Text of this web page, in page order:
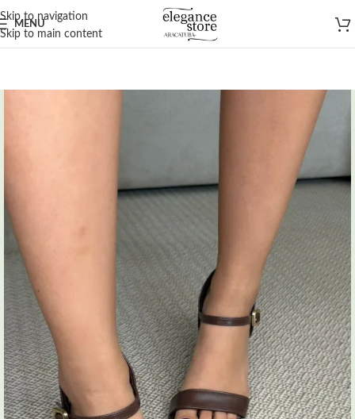
Skip to navigation
Skip to main content
MENU